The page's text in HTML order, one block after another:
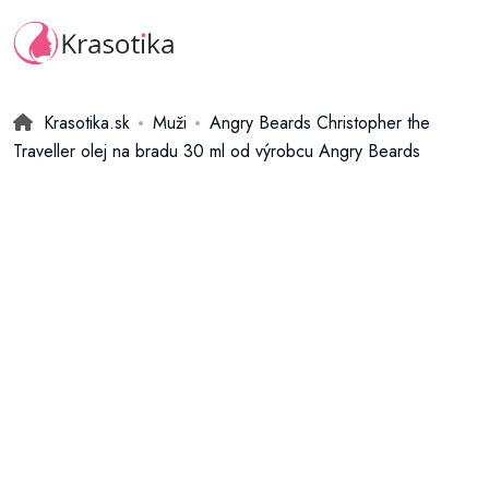
Krasotika.sk Muži
Angry Beards Christopher the
Traveller olej na bradu 30 ml od výrobcu Angry Beards